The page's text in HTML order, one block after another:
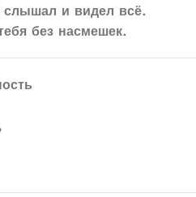
слышал и видел всё.
без насмешек.